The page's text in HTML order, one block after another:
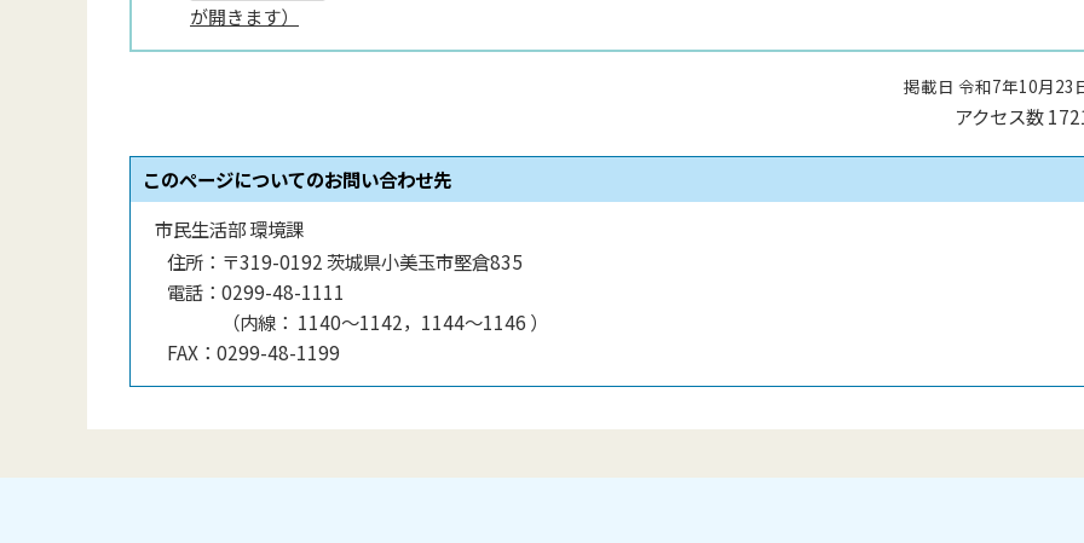
が開きます）
掲載日 令和7年10月23
アクセス数
このページについてのお問い合わせ先
市民生活部 環境課
住所： 〒319-0192 茨城県小美玉市堅倉835
電話： 0299-48-1111
（内線 ： 1140〜1142，1144〜1146 ）
FAX： 0299-48-1199